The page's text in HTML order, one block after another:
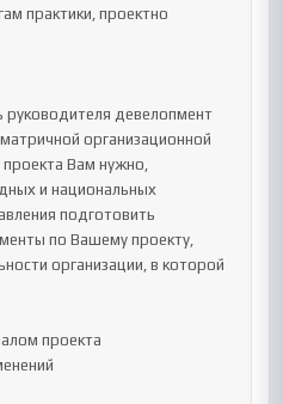
практики, проектно
руководителя девелопмент
организационной
проекта Вам нужно,
и национальных
подготовить
по Вашему проекту,
организации, в которой